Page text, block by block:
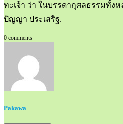
ทะเจ้า ว่า ในบรรดากุศลธรรมทั้ง
ปัญญา ประเสริฐ.
0 comments
Pakawa